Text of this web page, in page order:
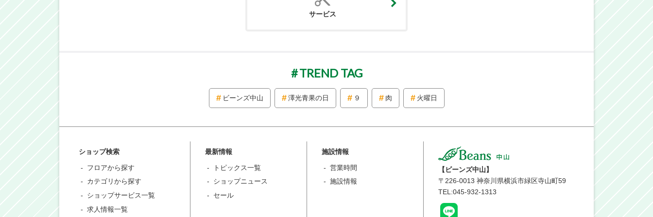
サービス
TREND TAG
ビーンズ中山 澤光青果の日 ９ 肉 火曜日
ショップ検索
フロアから探す
カテゴリから探す
ショップサービス一覧
求人情報一覧
最新情報
トピックス一覧
ショップニュース
セール
施設情報
営業時間
施設情報
【ビーンズ中山】
〒 226-0013 神奈川県横浜市緑区寺山町59
TEL:045-932-1313